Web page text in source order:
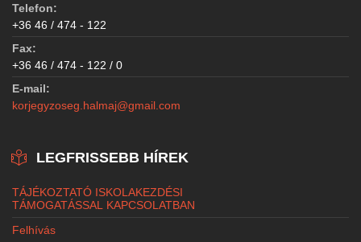
Telefon:
+36 46 / 474 - 122
Fax:
+36 46 / 474 - 122 / 0
E-mail:
korjegyzoseg.halmaj@gmail.com
LEGFRISSEBB HÍREK
TÁJÉKOZTATÓ ISKOLAKEZDÉSI
TÁMOGATÁSSAL KAPCSOLATBAN
Felhívás